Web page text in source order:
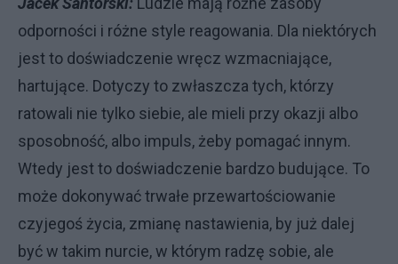
odporności i różne style reagowania. Dla niektórych
jest to doświadczenie wręcz wzmacniające,
hartujące. Dotyczy to zwłaszcza tych, którzy
ratowali nie tylko siebie, ale mieli przy okazji albo
sposobność, albo impuls, żeby pomagać innym.
Wtedy jest to doświadczenie bardzo budujące. To
może dokonywać trwałe przewartościowanie
czyjegoś życia, zmianę nastawienia, by już dalej
być w takim nurcie, w którym radzę sobie, ale